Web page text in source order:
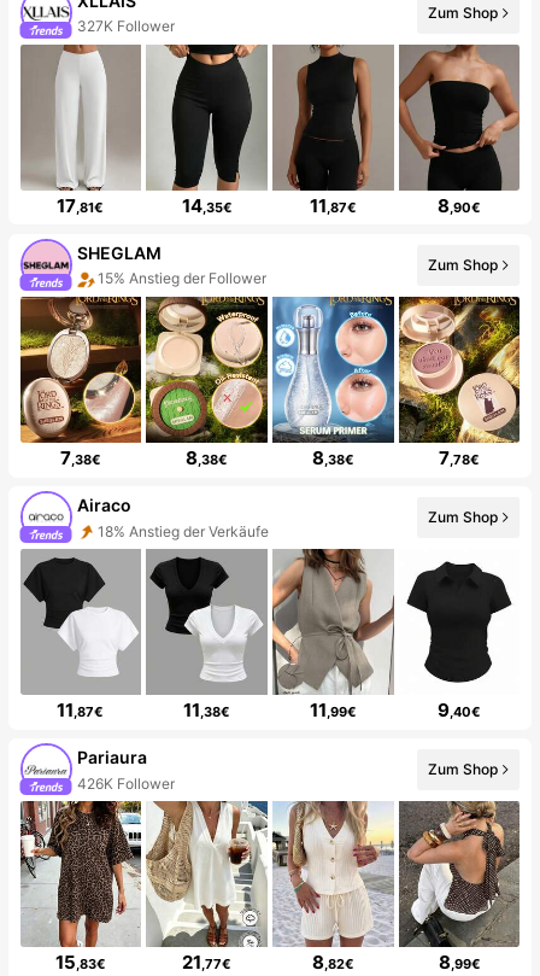
327K Follower
Zum Shop
17,81€ 14,35€ 11,87€ 8,90€
SHEGLAM
15% Anstieg der Follower
Zum Shop
7,38€ 8,38€ 8,38€ 7,78€
Airaco
18% Anstieg der Verkäufe
Zum Shop
11,87€ 11,38€ 11,99€ 9,40€
Pariaura
426K Follower
Zum Shop
15,83€ 21,77€ 8,82€ 8,99€